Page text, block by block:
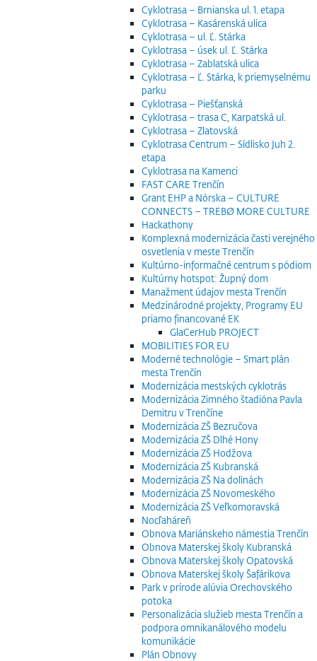
Cyklotrasa – Brnianska ul. 1. etapa
Cyklotrasa – Kasárenská ulica
Cyklotrasa – ul. Ľ. Stárka
Cyklotrasa – úsek ul. Ľ. Stárka
Cyklotrasa – Zablatská ulica
Cyklotrasa – Ľ. Stárka, k priemyselnému
parku
Cyklotrasa – Piešťanská
Cyklotrasa – trasa C, Karpatská ul.
Cyklotrasa – Zlatovská
Cyklotrasa Centrum – Sídlisko Juh 2.
etapa
Cyklotrasa na Kamenci
FAST CARE Trenčín
Grant EHP a Nórska – CULTURE
CONNECTS – TREBØ MORE CULTURE
Hackathony
Komplexná modernizácia časti verejného
osvetlenia v meste Trenčín
Kultúrno-informačné centrum s pódiom
Kultúrny hotspot: Župný dom
Manažment údajov mesta Trenčín
Medzinárodné projekty, Programy EU
priamo financované EK
GlaCerHub PROJECT
MOBILITIES FOR EU
Moderné technológie – Smart plán
mesta Trenčín
Modernizácia mestských cyklotrás
Modernizácia Zimného štadióna Pavla
Demitru v Trenčíne
Modernizácia ZŠ Bezručova
Modernizácia ZŠ Dlhé Hony
Modernizácia ZŠ Hodžova
Modernizácia ZŠ Kubranská
Modernizácia ZŠ Na dolinách
Modernizácia ZŠ Novomeského
Modernizácia ZŠ Veľkomoravská
Nocľaháreň
Obnova Mariánskeho námestia Trenčín
Obnova Materskej školy Kubranská
Obnova Materskej školy Opatovská
Obnova Materskej školy Šafárikova
Park v prírode alúvia Orechovského
potoka
Personalizácia služieb mesta Trenčín a
podpora omnikanálového modelu
komunikácie
Plán Obnovy